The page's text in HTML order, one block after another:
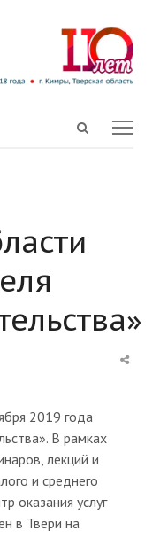
Open
2019 года
В рамках
лекций и
и среднего
оказания услуг
в Твери на